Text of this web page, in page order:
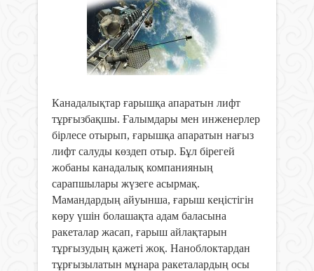
Канадалықтар ғарышқа апаратын лифт
тұрғызбақшы. Ғалымдары мен инженерлер
бірлесе отырып, ғарышқа апаратын нағыз
лифт салуды көздеп отыр. Бұл бірегей
жобаны канадалық компанияның
сарапшылары жүзеге асырмақ.
Мамандардың айуынша, ғарыш кеңістігін
көру үшін болашақта адам баласына
ракеталар жасап, ғарыш айлақтарын
тұрғызудың қажеті жоқ. Наноблоктардан
тұрғызылатын мұнара ракеталардың осы